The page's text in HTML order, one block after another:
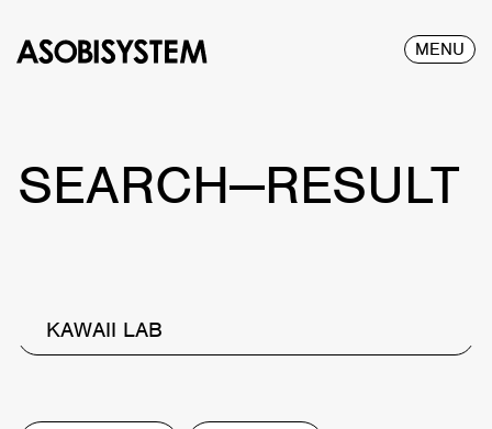
MENU
SEARCH—RESULT
KAWAII LAB